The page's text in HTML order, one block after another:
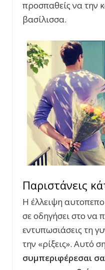
προσπαθείς να την
βασίλισσα.
Παριστάνεις
Η έλλειψη
σε οδηγήσει στο να
εντυπωσιάσεις τη
την «ρίξεις». Αυτό
συμπεριφέρεσαι